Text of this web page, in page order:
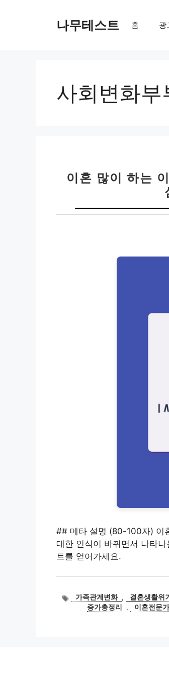
나무테스트 홈 광
사회변화부
이혼 많이 하는
## 메타 설명 (80-100자) 이
대한 인식이 바뀌면서 나타
트를 얻어가세요.
태가족관계변화 , 결혼생활위
증가총정리
, 이혼전문